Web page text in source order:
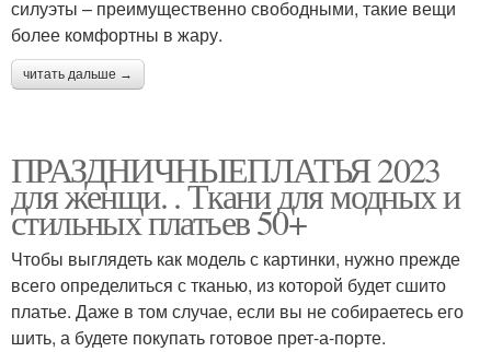
силуэты – преимущественно свободными, такие вещи
более комфортны в жару.
читать дальше →
ПРАЗДНИЧНЫЕПЛАТЬЯ 2023
для женщи. . Ткани для модных и
стильных платьев 50+
Чтобы выглядеть как модель с картинки, нужно прежде
всего определиться с тканью, из которой будет сшито
платье. Даже в том случае, если вы не собираетесь его
шить, а будете покупать готовое прет-а-порте.